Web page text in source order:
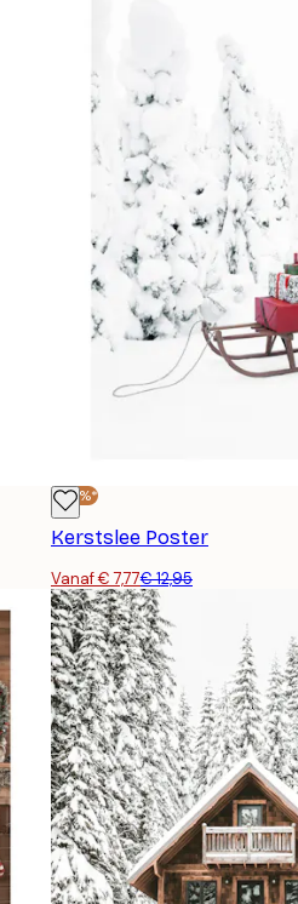
-40%*
Kerstslee Poster
Vanaf € 7,77€ 12,95